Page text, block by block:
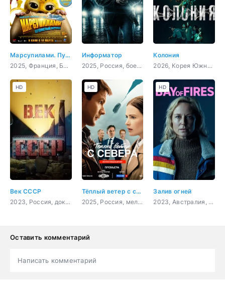
Марсупилами. Пушистый круиз
2025, Франция, Бельгия, комедия, приключения, семейный
Информатор
2025, Россия, боевик
Колония
2026, Корея Южная, ужасы, боевик
Век СССР
2023, Россия, документальный
HD
Тёплый ветер с севера
2025, Россия, мелодрама
HD
Залив огней
2023, Австралия, драма, комедия, криминал
HD
Оставить комментарий
Написать комментарий